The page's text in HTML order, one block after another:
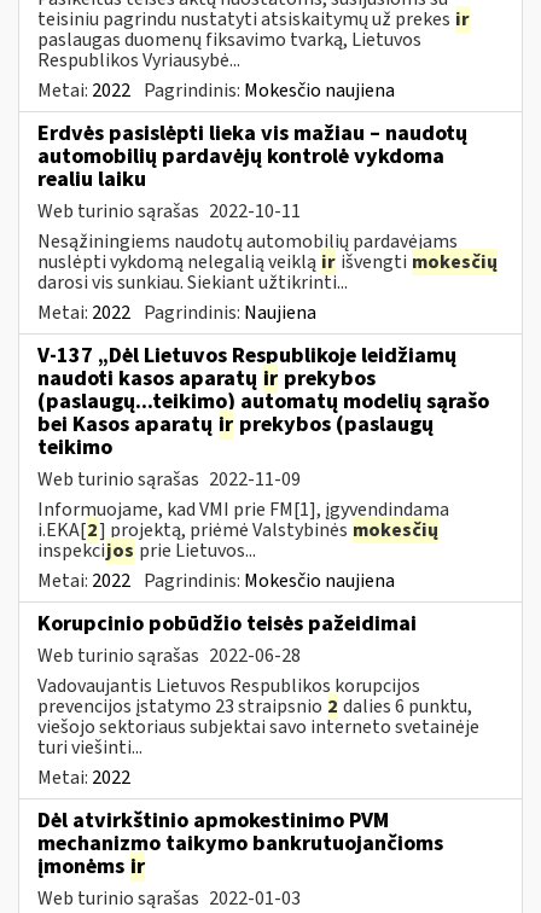
teisiniu pagrindu nustatyti atsiskaitymų už prekes ir
paslaugas duomenų fiksavimo tvarką, Lietuvos
Respublikos Vyriausybė...
Metai: 2022 Pagrindinis: Mokesčio naujiena
Erdvės pasislėpti lieka vis mažiau – naudotų
automobilių pardavėjų kontrolė vykdoma
realiu laiku
Web turinio sąrašas 2022-10-11
Nesąžiningiems naudotų automobilių pardavėjams
nuslėpti vykdomą nelegalią veiklą ir išvengti mokesčių
darosi vis sunkiau. Siekiant užtikrinti...
Metai: 2022 Pagrindinis: Naujiena
V-137 „Dėl Lietuvos Respublikoje leidžiamų
naudoti kasos aparatų ir prekybos
(paslaugų...teikimo) automatų modelių sąrašo
bei Kasos aparatų ir prekybos (paslaugų
teikimo
Web turinio sąrašas 2022-11-09
Informuojame, kad VMI prie FM[1], įgyvendindama
i.EKA[2] projektą, priėmė Valstybinės mokesčių
inspekcijos prie Lietuvos...
Metai: 2022 Pagrindinis: Mokesčio naujiena
Korupcinio pobūdžio teisės pažeidimai
Web turinio sąrašas 2022-06-28
Vadovaujantis Lietuvos Respublikos korupcijos
prevencijos įstatymo 23 straipsnio 2 dalies 6 punktu,
viešojo sektoriaus subjektai savo interneto svetainėje
turi viešinti...
Metai: 2022
Dėl atvirkštinio apmokestinimo PVM
mechanizmo taikymo bankrutuojančioms
įmonėms ir
Web turinio sąrašas 2022-01-03